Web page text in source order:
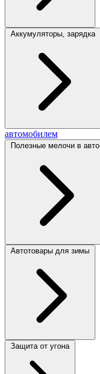
Аккумуляторы, зарядка
автомобилем
Полезные мелочи в авто
Автотовары для зимы
Защита от угона